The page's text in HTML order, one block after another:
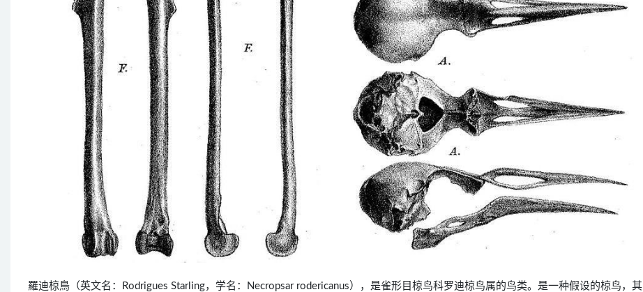
羅迪椋鳥（英文名：Rodrigues Starling，学名：Necropsar rodericanus），是雀形目椋鸟科罗迪椋鸟属的鸟类。是一种假设的椋鸟，其